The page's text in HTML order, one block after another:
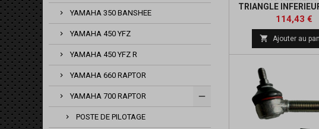
YAMAHA 350 BANSHEE
YAMAHA 450 YFZ
YAMAHA 450 YFZ R
YAMAHA 660 RAPTOR
YAMAHA 700 RAPTOR
POSTE DE PILOTAGE
TRIANGLE
WORKS
Prix
114,43 €
 Ajouter au